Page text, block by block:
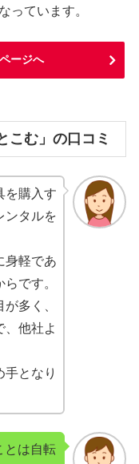
っています。
ージへ
こむ」の口コミ
を購入す
ンタルを
身軽であ
です。
多く、
、他社よ
手となり
とは自転